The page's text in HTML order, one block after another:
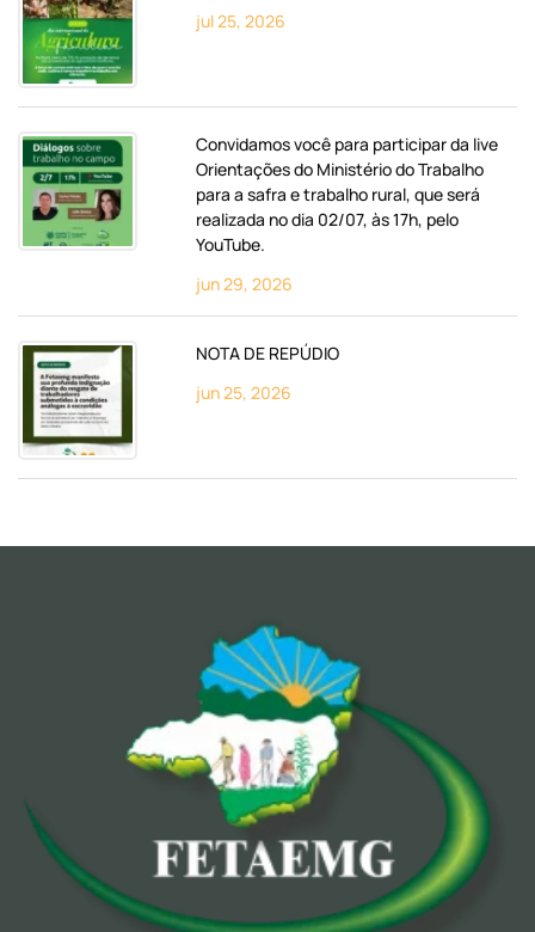
jul 25, 2026
Convidamos você para participar da live
Orientações do Ministério do Trabalho
para a safra e trabalho rural, que será
realizada no dia 02/07, às 17h, pelo
YouTube.
jun 29, 2026
NOTA DE REPÚDIO
jun 25, 2026